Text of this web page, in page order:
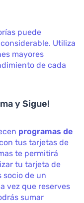
puede
Utiliza
mayores
de cada
y Sigue!
programas de
tus tarjetas de
te permitirá
tu tarjeta de
socio de un
vez que reserves
sumar